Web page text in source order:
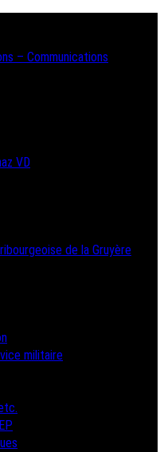
– Communications
VD
de la Gruyère
militaire